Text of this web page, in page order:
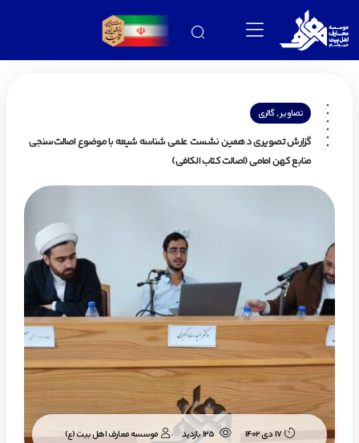
تصاویر,گالری
گزارش تصویری دهمین نشست علمی شناسه شیعه با موضوع اصالت‌سنجی
منابع کهن امامی (اصالت کتاب الکافی)
17 دی 1402 موسسه معارف اهل بیت (ع)